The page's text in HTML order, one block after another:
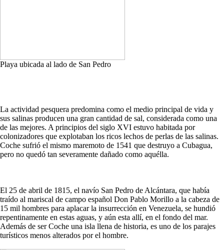
Playa ubicada al lado de San Pedro
La actividad pesquera predomina como el medio principal de vida y
sus salinas producen una gran cantidad de sal, considerada como una
de las mejores. A principios del siglo XVI estuvo habitada por
colonizadores que explotaban los ricos lechos de perlas de las salinas.
Coche sufrió el mismo maremoto de 1541 que destruyo a Cubagua,
pero no quedó tan severamente dañado como aquélla.
El 25 de abril de 1815, el navío San Pedro de Alcántara, que había
traído al mariscal de campo español Don Pablo Morillo a la cabeza de
15 mil hombres para aplacar la insurrección en Venezuela, se hundió
repentinamente en estas aguas, y aún esta allí, en el fondo del mar.
Además de ser Coche una isla llena de historia, es uno de los parajes
turísticos menos alterados por el hombre.